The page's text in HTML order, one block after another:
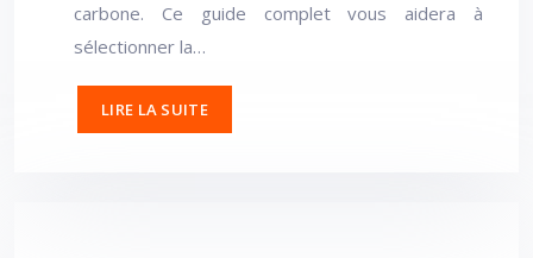
carbone. Ce guide complet vous aidera à
sélectionner la…
LIRE LA SUITE